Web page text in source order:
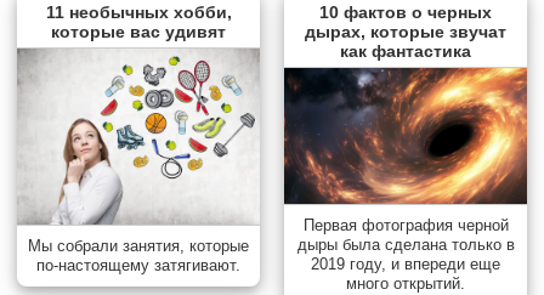
11 необычных хобби,
которые вас удивят
Мы собрали занятия, которые
по-настоящему затягивают.
10 фактов о черных
дырах, которые звучат
как фантастика
Первая фотография черной
дыры была сделана только в
2019 году, и впереди еще
много открытий.